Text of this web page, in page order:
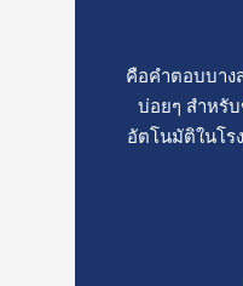
คือคำตอบบา
บ่อยๆ สำหรั
อัตโนมัติในโร